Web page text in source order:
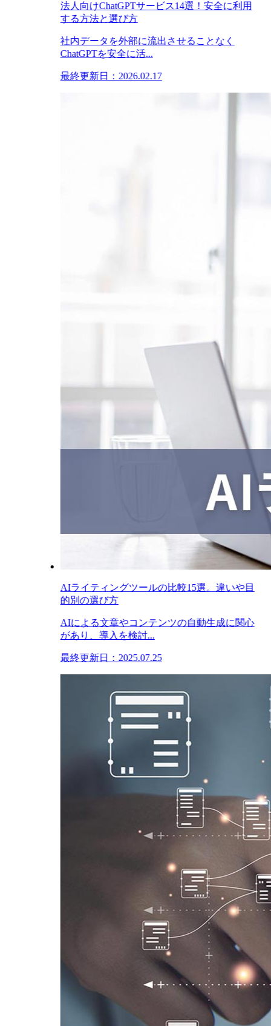
法人向けChatGPTサービス14選！安全に利用
する方法と選び方
社内データを外部に流出させることなく
ChatGPTを安全に活...
最終更新日：2026.02.17
AIライティングツールの比較15選。違いや目
的別の選び方
AIによる文章やコンテンツの自動生成に関心
があり、導入を検討...
最終更新日：2025.07.25